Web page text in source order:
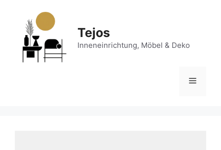
springen
Tejos
Inneneinrichtung, Möbel & Deko
Menü